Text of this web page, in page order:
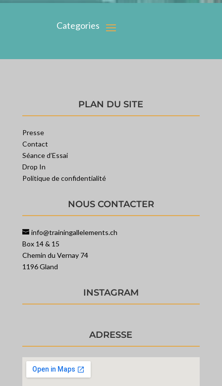
PLAN DU SITE
Presse
Contact
Séance d’Essai
Drop In
Politique de confidentialité
NOUS CONTACTER
info@trainingallelements.ch
Box 14 & 15
Chemin du Vernay 74
1196 Gland
INSTAGRAM
ADRESSE